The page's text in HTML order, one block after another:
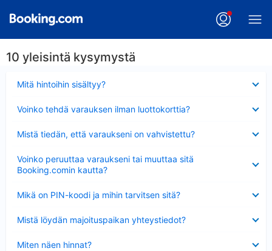
10 yleisintä kysymystä
Mitä hintoihin sisältyy?
Voinko tehdä varauksen ilman luottokorttia?
Mistä tiedän, että varaukseni on vahvistettu?
Voinko peruuttaa varaukseni tai muuttaa sitä
Booking.comin kautta?
Mikä on PIN-koodi ja mihin tarvitsen sitä?
Mistä löydän majoituspaikan yhteystiedot?
Miten näen hinnat?